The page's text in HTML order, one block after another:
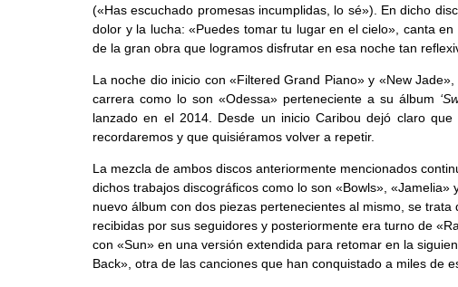
(«Has escuchado promesas incumplidas, lo sé»). En dicho
dolor y la lucha: «Puedes tomar tu lugar en el cielo», canta en
de la gran obra que logramos disfrutar en esa noche tan
La noche dio inicio con «Filtered Grand Piano» y «New
carrera como lo son «Odessa» perteneciente a su álbum
lanzado en el 2014. Desde un inicio Caribou dejó claro
recordaremos y que quisiéramos volver a repetir.
La mezcla de ambos discos anteriormente mencionados
dichos trabajos discográficos como lo son «Bowls»,
nuevo álbum con dos piezas pertenecientes al mismo, se
recibidas por sus seguidores y posteriormente era turno de
con «Sun» en una versión extendida para retomar en la
Back», otra de las canciones que han conquistado a miles de